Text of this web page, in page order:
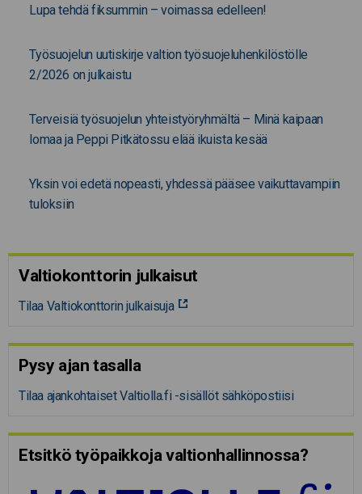
Lupa tehdä fiksummin – voimassa edelleen!
Työsuojelun uutiskirje valtion työsuojeluhenkilöstölle
2/2026 on julkaistu
Terveisiä työsuojelun yhteistyöryhmältä – Minä kaipaan
lomaa ja Peppi Pitkätossu elää ikuista kesää
Yksin voi edetä nopeasti, yhdessä pääsee vaikuttavampiin
tuloksiin
Valtiokonttorin julkaisut
Tilaa Valtiokonttorin julkaisuja
Pysy ajan tasalla
Tilaa ajankohtaiset Valtiolla.fi -sisällöt sähköpostiisi
Etsitkö työpaikkoja valtion­hal­lin­nossa?